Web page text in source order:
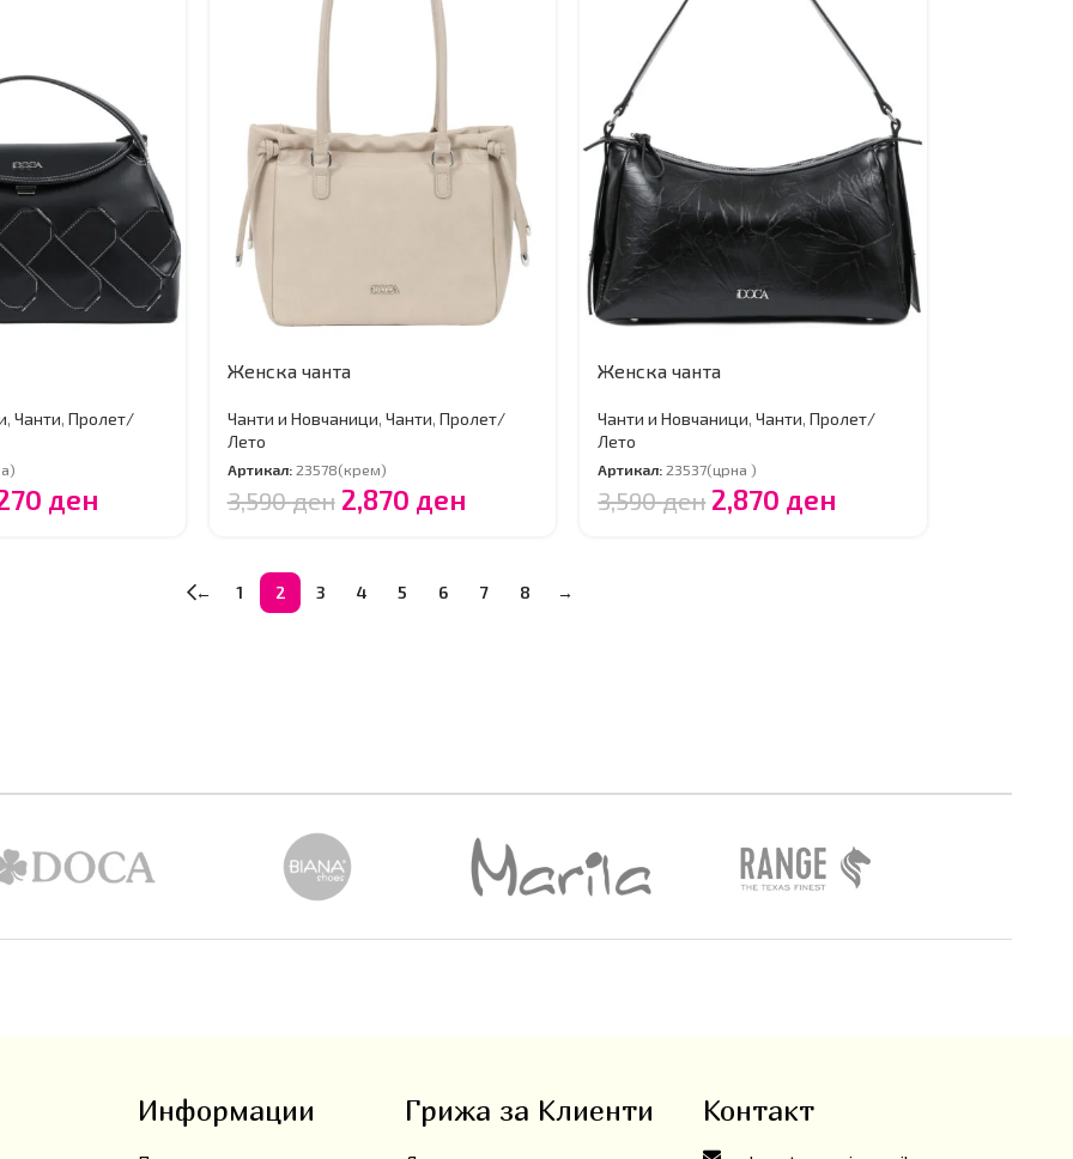
, Чанти, Пролет/
ден
Женска чанта
Чанти и Новчаници, Чанти, Пролет/
Лето
Артикал:23578(крем)
3,590ден 2,870 ден
Женска чанта
Чанти и Новчаници, Чанти, Пролет/
Лето
Артикал:23537(црна )
3,590ден 2,870 ден
← 1 2 3 4 5 6 7 8 →
Информации Грижа за Клиенти Контакт